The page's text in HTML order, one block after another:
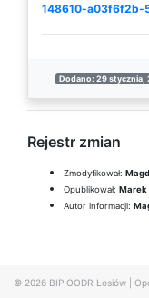
148610-a03f6f2b-
Dodano: 29 stycznia,
Rejestr zmian
Zmodyfikował:
Opublikował: Marek
Autor informacji:
© 2026 BIP OODR Łosiów